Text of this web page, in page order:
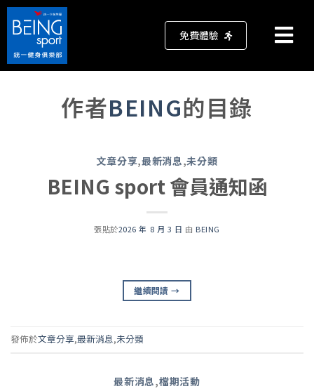
免費體驗
作者BEING的目錄
文章分享,最新消息,未分類
BEING sport 會員通知函
張貼於2026 年 8 月 3 日 由 BEING
繼續閱讀→
發佈於文章分享,最新消息,未分類
最新消息,檔期活動